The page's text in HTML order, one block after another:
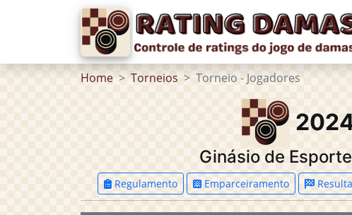
Home Torneios Torneio - Jogadores
Ginásio de
Regulamento Emparceiramento